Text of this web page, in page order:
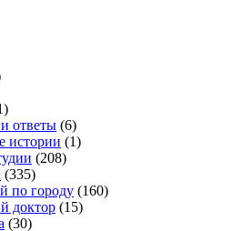
ответы (6)
истории (1)
(208)
(335)
по городу (160)
доктор (15)
(30)